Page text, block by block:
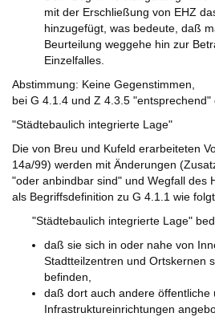
mit der Erschließung von EHZ
hinzugefügt, was bedeute, daß
Beurteilung weggehe hin zur
Einzelfalles.
Abstimmung: Keine Gegenstimmen,
bei G 4.1.4 und Z 4.3.5 "entsprechend"
"Städtebaulich integrierte Lage"
Die von Breu und Kufeld erarbeiteten
14a/99) werden mit Änderungen
"oder anbindbar sind" und Wegfall des
als Begriffsdefinition zu G 4.1.1 wie
"Städtebaulich integrierte Lage"
daß sie sich in oder nahe von
Stadtteilzentren und Ortskernen
befinden,
daß dort auch andere öffentliche
Infrastruktureinrichtungen